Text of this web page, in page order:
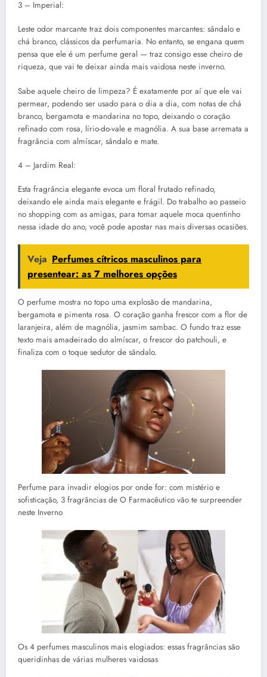
3 – Imperial:
Leste odor marcante traz dois componentes marcantes: sândalo e
chá branco, clássicos da perfumaria. No entanto, se engana quem
pensa que ele é um perfume geral — traz consigo esse cheiro de
riqueza, que vai te deixar ainda mais vaidosa neste inverno.
Sabe aquele cheiro de limpeza? É exatamente por aí que ele vai
permear, podendo ser usado para o dia a dia, com notas de chá
branco, bergamota e mandarina no topo, deixando o coração
refinado com rosa, lírio-do-vale e magnólia. A sua base arremata a
fragrância com almíscar, sândalo e mate.
4 – Jardim Real:
Esta fragrância elegante evoca um floral frutado refinado,
deixando ele ainda mais elegante e frágil. Do trabalho ao passeio
no shopping com as amigas, para tomar aquele moca quentinho
nessa idade do ano, você pode apostar nas mais diversas ocasiões.
Veja Perfumes cítricos masculinos para
presentear: as 7 melhores opções
O perfume mostra no topo uma explosão de mandarina,
bergamota e pimenta rosa. O coração ganha frescor com a flor de
laranjeira, além de magnólia, jasmim sambac. O fundo traz esse
texto mais amadeirado do almíscar, o frescor do patchouli, e
finaliza com o toque sedutor de sândalo.
Perfume para invadir elogios por onde for: com mistério e
sofisticação, 3 fragrâncias de O Farmacêutico vão te surpreender
neste Inverno
Os 4 perfumes masculinos mais elogiados: essas fragrâncias são
queridinhas de várias mulheres vaidosas